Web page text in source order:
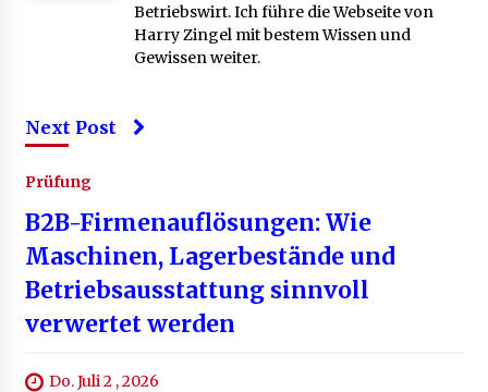
Betriebswirt. Ich führe die Webseite von
Harry Zingel mit bestem Wissen und
Gewissen weiter.
Next Post
Prüfung
B2B-Firmenauflösungen: Wie
Maschinen, Lagerbestände und
Betriebsausstattung sinnvoll
verwertet werden
Do. Juli 2 , 2026